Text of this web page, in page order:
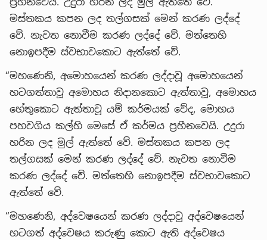
මස්තකය කපන ලද තල්ගසක් මෙන් කරණ ලද්දේ
වේ. නැවත නොවීම කරණ ලද්දේ වේ. මත්තෙහි
නොඉපදීම ස්වභාවකොට ඇත්තේ වේ.
“මහණෙනි, අමොහයෙන් කරණ ලද්දාවූ අමොහයෙන්
හටගත්තාවූ අමොහය නිදානකොට ඇත්තාවූ, අමොහය
හේතුකොට ඇත්තාවූ යම් කර්මයක් වේද, මොහය
පහවගිය කල්හි මෙසේ ඒ කර්මය ප්‍රහීනවෙයි. උදුරා
හරින ලද මුල් ඇත්තේ වේ. මස්තකය කපන ලද
තල්ගසක් මෙන් කරණ ලද්දේ වේ. නැවත නොවීම
කරණ ලද්දේ වේ. මත්තෙහි නොඉපදීම ස්වභාවකොට
ඇත්තේ වේ.
“මහණෙනි, අද්වෙෂයෙන් කරණ ලද්දාවූ අද්වෙෂයෙන්
හටගත් අද්වෙෂය කරුණු කොට ඇති අද්වෙෂය